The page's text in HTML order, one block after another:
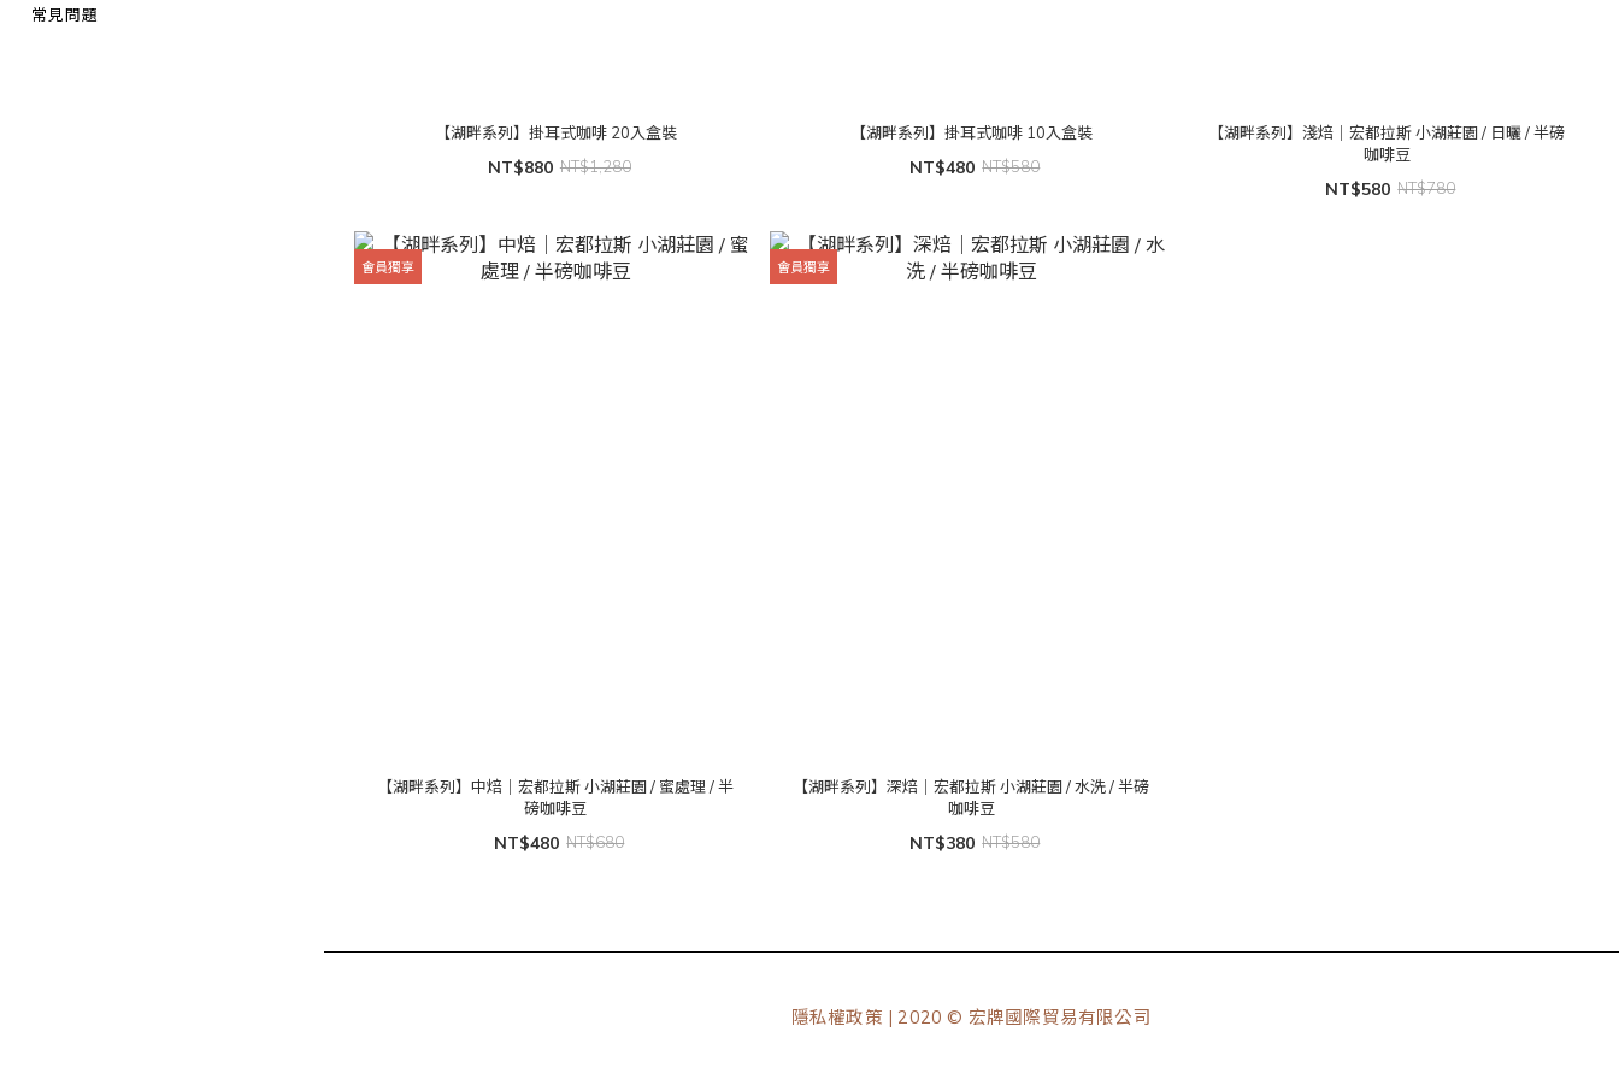
常見問題
【湖畔系列】掛耳式咖啡 20入盒裝
NT$880 NT$1,280
【湖畔系列】掛耳式咖啡 10入盒裝
NT$480 NT$580
【湖畔系列】淺焙｜宏都拉斯 小湖莊園 / 日曬 / 半磅
咖啡豆
NT$580 NT$780
會員獨享
【湖畔系列】中焙｜宏都拉斯 小湖莊園 / 蜜處理 / 半
磅咖啡豆
NT$480 NT$680
會員獨享
【湖畔系列】深焙｜宏都拉斯 小湖莊園 / 水洗 / 半磅
咖啡豆
NT$380 NT$580
隱私權政策 | 2020 © 宏牌國際貿易有限公司